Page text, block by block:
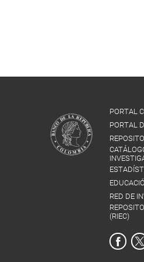
PORTAL
PORTAL
RED DE
(RIEC)